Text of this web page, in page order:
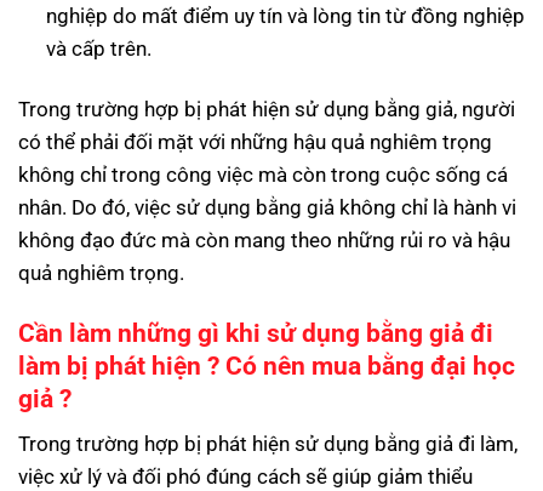
nghiệp do mất điểm uy tín và lòng tin từ đồng nghiệp
và cấp trên.
Trong trường hợp bị phát hiện sử dụng bằng giả, người
có thể phải đối mặt với những hậu quả nghiêm trọng
không chỉ trong công việc mà còn trong cuộc sống cá
nhân. Do đó, việc sử dụng bằng giả không chỉ là hành vi
không đạo đức mà còn mang theo những rủi ro và hậu
quả nghiêm trọng.
Cần làm những gì khi sử dụng bằng giả đi
làm bị phát hiện ? Có nên mua bằng đại học
giả ?
Trong trường hợp bị phát hiện sử dụng bằng giả đi làm,
việc xử lý và đối phó đúng cách sẽ giúp giảm thiểu